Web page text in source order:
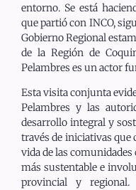
entorno. Se está
que partió con INCO,
Gobierno Regional
de la Región de
Pelambres es un actor
Esta visita conjunta
Pelambres y las
desarrollo integral y
través de iniciativas que
vida de las
más sustentable e
provincial y